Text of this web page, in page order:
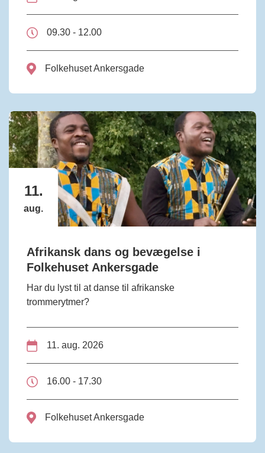
09.30 - 12.00
Folkehuset Ankersgade
11.
aug.
Afrikansk dans og bevægelse i
Folkehuset Ankersgade
Har du lyst til at danse til afrikanske
trommerytmer?
11. aug. 2026
16.00 - 17.30
Folkehuset Ankersgade